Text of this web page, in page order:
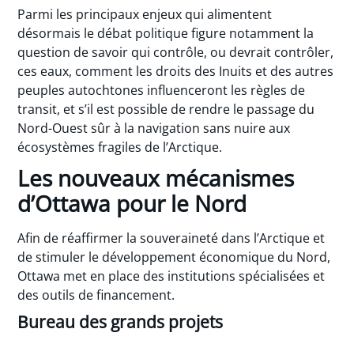
Parmi les principaux enjeux qui alimentent
désormais le débat politique figure notamment la
question de savoir qui contrôle, ou devrait contrôler,
ces eaux, comment les droits des Inuits et des autres
peuples autochtones influenceront les règles de
transit, et s’il est possible de rendre le passage du
Nord-Ouest sûr à la navigation sans nuire aux
écosystèmes fragiles de l’Arctique.
Les nouveaux mécanismes
d’Ottawa pour le Nord
Afin de réaffirmer la souveraineté dans l’Arctique et
de stimuler le développement économique du Nord,
Ottawa met en place des institutions spécialisées et
des outils de financement.
Bureau des grands projets